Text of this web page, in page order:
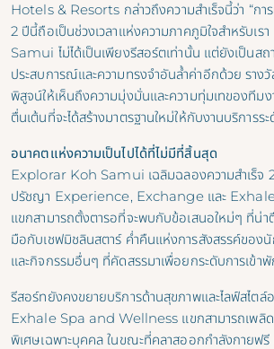
Hotels & Resorts กล่าวถึงความสำเร็จนี้ว่า “กา
2 ปีนี้ถือเป็นช่วงเวลาแห่งความภาคภูมิใจสำหรับเ
Samui ไม่ได้เป็นเพียงรีสอร์ตเท่านั้น แต่ยังเป็นส
ประสบการณ์และความทรงจำอันล้ำค่าอีกด้วย ราง
พิสูจน์ให้เห็นถึงความมุ่งมั่นและความทุ่มเทของทีมงา
ตื่นเต้นที่จะได้สร้างมาตรฐานใหม่ให้กับงานบริการร
อนาคตแห่งความเป็นไปได้ที่ไม่มีที่สิ้นสุด
Explorar Koh Samui เฉลิมฉลองความสำเร็จ
ปรัชญา Experience, Exchange และ Exhale
แขกสามารถตั้งตารอที่จะพบกับข้อเสนอใหม่ๆ ที่น่า
มือกับเชฟมิชลินสตาร์ ค่ำคืนแห่งการสังสรรค์ของ
และกิจกรรมอื่นๆ ที่คัดสรรมาเพื่อยกระดับการเข้า
รีสอร์ทยังคงขยายบริการด้านสุขภาพและไลฟ์สไตล์
Exhale Spa and Wellness แขกสามารถเพลิ
พิเศษเฉพาะบุคคล ในขณะที่คลาสออกกำลังกายฟรี